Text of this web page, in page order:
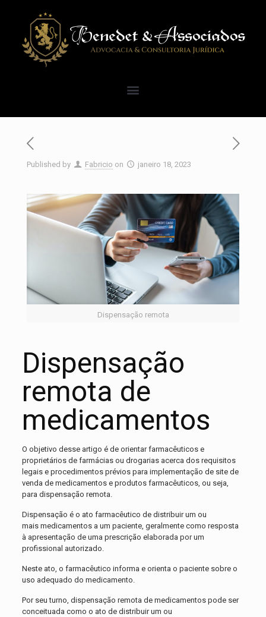
Published by Fabricio on janeiro 18, 2023
Dispensação remota
Dispensação
remota de
medicamentos
O objetivo desse artigo é de orientar farmacêuticos e
proprietários de farmácias ou drogarias acerca dos requisitos
legais e procedimentos prévios para implementação de site de
venda de medicamentos e produtos farmacêuticos, ou seja,
para dispensação remota.
Dispensação é o ato farmacêutico de distribuir um ou
mais medicamentos a um paciente, geralmente como resposta
à apresentação de uma prescrição elaborada por um
profissional autorizado.
Neste ato, o farmacêutico informa e orienta o paciente sobre o
uso adequado do medicamento.
Por seu turno, dispensação remota de medicamentos pode ser
conceituada como o ato de distribuir um ou